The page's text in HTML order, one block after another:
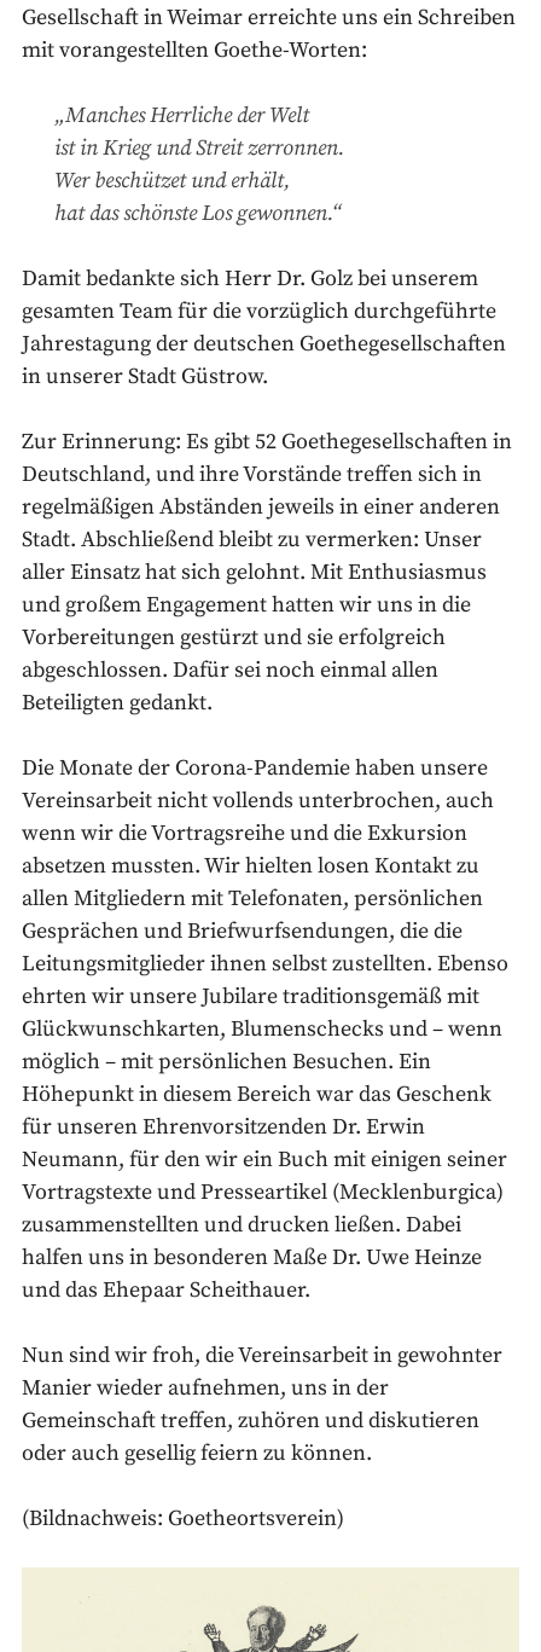
Gesellschaft in Weimar erreichte uns ein Schreiben
mit vorangestellten Goethe-Worten:
„Manches Herrliche der Welt
ist in Krieg und Streit zerronnen.
Wer beschützet und erhält,
hat das schönste Los gewonnen.“
Damit bedankte sich Herr Dr. Golz bei unserem
gesamten Team für die vorzüglich durchgeführte
Jahrestagung der deutschen Goethegesellschaften
in unserer Stadt Güstrow.
Zur Erinnerung: Es gibt 52 Goethegesellschaften in
Deutschland, und ihre Vorstände treffen sich in
regelmäßigen Abständen jeweils in einer anderen
Stadt. Abschließend bleibt zu vermerken: Unser
aller Einsatz hat sich gelohnt. Mit Enthusiasmus
und großem Engagement hatten wir uns in die
Vorbereitungen gestürzt und sie erfolgreich
abgeschlossen. Dafür sei noch einmal allen
Beteiligten gedankt.
Die Monate der Corona-Pandemie haben unsere
Vereinsarbeit nicht vollends unterbrochen, auch
wenn wir die Vortragsreihe und die Exkursion
absetzen mussten. Wir hielten losen Kontakt zu
allen Mitgliedern mit Telefonaten, persönlichen
Gesprächen und Briefwurfsendungen, die die
Leitungsmitglieder ihnen selbst zustellten. Ebenso
ehrten wir unsere Jubilare traditionsgemäß mit
Glückwunschkarten, Blumenschecks und – wenn
möglich – mit persönlichen Besuchen. Ein
Höhepunkt in diesem Bereich war das Geschenk
für unseren Ehrenvorsitzenden Dr. Erwin
Neumann, für den wir ein Buch mit einigen seiner
Vortragstexte und Presseartikel (Mecklenburgica)
zusammenstellten und drucken ließen. Dabei
halfen uns in besonderen Maße Dr. Uwe Heinze
und das Ehepaar Scheithauer.
Nun sind wir froh, die Vereinsarbeit in gewohnter
Manier wieder aufnehmen, uns in der
Gemeinschaft treffen, zuhören und diskutieren
oder auch gesellig feiern zu können.
(Bildnachweis: Goetheortsverein)